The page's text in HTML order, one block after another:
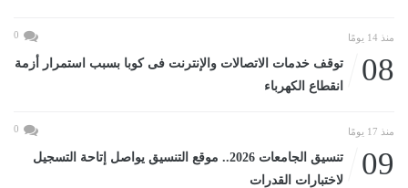
منذ 14 يومًا 0
08
توقف خدمات الاتصالات والإنترنت فى كوبا بسبب استمرار أزمة
انقطاع الكهرباء
منذ 17 يومًا 0
09
تنسيق الجامعات 2026.. موقع التنسيق يواصل إتاحة التسجيل
لاختبارات القدرات